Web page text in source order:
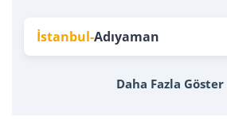
İstanbul-Adıyaman
Daha Fazla Göster